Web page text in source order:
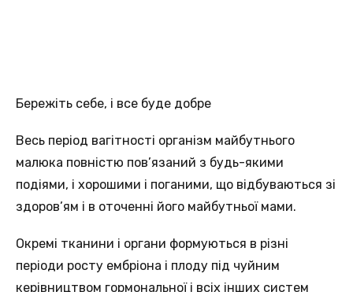
Бережіть себе, і все буде добре
Весь період вагітності організм майбутнього
малюка повністю пов’язаний з будь-якими
подіями, і хорошими і поганими, що відбуваються зі
здоров’ям і в оточенні його майбутньої мами.
Окремі тканини і органи формуються в різні
періоди росту ембріона і плоду під чуйним
керівництвом гормональної і всіх інших систем